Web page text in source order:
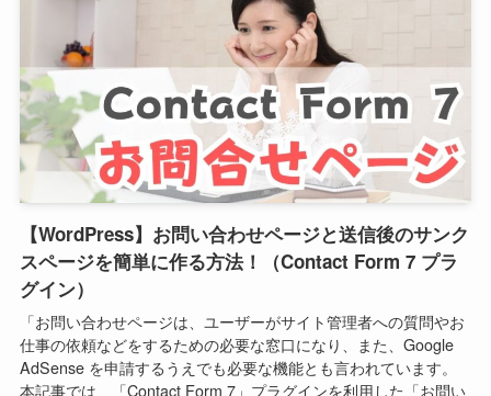
【WordPress】お問い合わせページと送信後のサンク
スページを簡単に作る方法！（Contact Form 7 プラ
グイン）
「お問い合わせページは、ユーザーがサイト管理者への質問やお
仕事の依頼などをするための必要な窓口になり、また、Google
AdSense を申請するうえでも必要な機能とも言われています。
本記事では、「Contact Form 7」プラグインを利用した「お問い